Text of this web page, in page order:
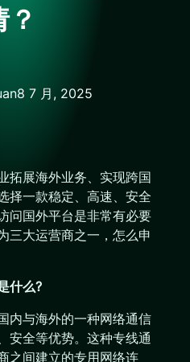
8 7 月, 2025
拓展海外业务、实现跨国
择一款稳定、高速、安全
问国外平台是非常有必要
三大运营商之一，怎么申
什么?
内与海外的一种网络通信
安全等优势。这种专线通
之间建立的专用网络连